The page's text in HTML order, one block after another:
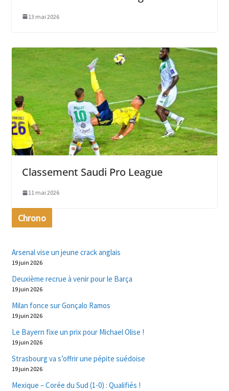
13 mai 2026
Classement Saudi Pro League
11 mai 2026
Chrono
Arsenal vise un jeune crack anglais
19 juin 2026
Deuxième recrue à venir pour le Barça
19 juin 2026
Milan fonce sur Gonçalo Ramos
19 juin 2026
Le Bayern fixe un prix pour Michael Olise !
19 juin 2026
Strasbourg va s’offrir une pépite suédoise
19 juin 2026
Mexique – Corée du Sud (1-0) : Qualifiés !